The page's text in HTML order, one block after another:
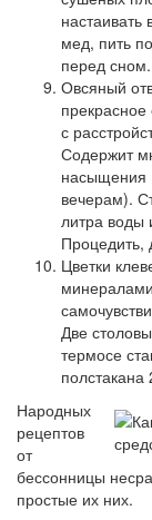
мед, пить
перед сном.
Овсяный
прекрасное
с
Содержит
насыщения
вечерам).
литра воды
Процедить,
Цветки
Две
термосе
Народных
рецептов
от
бессонницы
простые их них.